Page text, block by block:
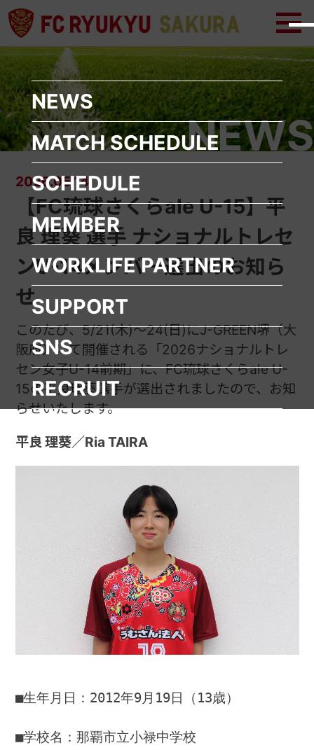
NEWS
MATCH SCHEDULE
SCHEDULE
MEMBER
WORKLIFEPARTNER
SUPPORT
SNS
RECRUIT
メ
ュ
ー
を
閉
じ
メ
ュ
ー
を
開
NEWS
2026.05.14
【FC琉球さくらale U-15】平
良 理葵 選手 ナショナルトレセ
ンU-14メンバー選出のお知ら
せ
このたび、5/21(木)～24(日)にJ-GREEN堺（大
阪府）にて開催される「2026ナショナルトレ
セン女子U-14前期」に、FC琉球さくらale U-
15の平良理葵選手が選出されましたので、お知
らせいたします。
平良 理葵／Ria TAIRA
■生年月日：2012年9月19日（13歳）
■学校名：那覇市立小禄中学校